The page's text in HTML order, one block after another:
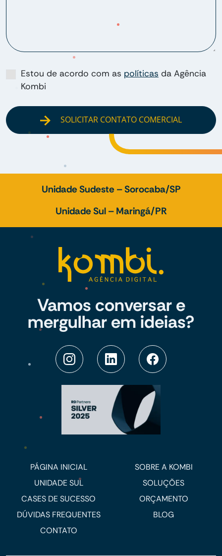
Estou de acordo com as políticas da Agência
Kombi
SOLICITAR CONTATO COMERCIAL
Unidade Sudeste – Sorocaba/SP
Unidade Sul – Maringá/PR
Vamos conversar e
mergulhar em ideias?
PÁGINA INICIAL
SOBRE A KOMBI
UNIDADE SUL
SOLUÇÕES
CASES DE SUCESSO
ORÇAMENTO
DÚVIDAS FREQUENTES
BLOG
CONTATO